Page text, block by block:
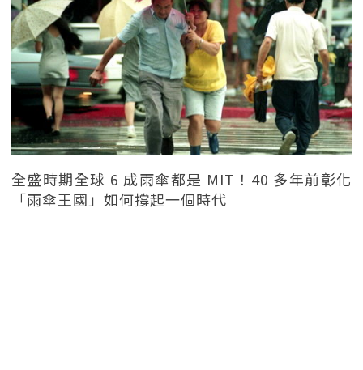
全盛時期全球 6 成雨傘都是 MIT！40 多年前彰化
「雨傘王國」如何撐起一個時代